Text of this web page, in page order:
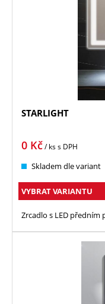
STARLIGHT
0 Kč/ kss DPH
Skladem dle variant
VYBRAT VARIANTU
Zrcadlo s LED